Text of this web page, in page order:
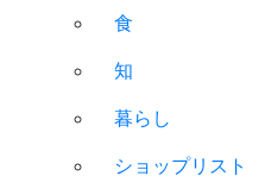
食
知
暮らし
ショップリスト